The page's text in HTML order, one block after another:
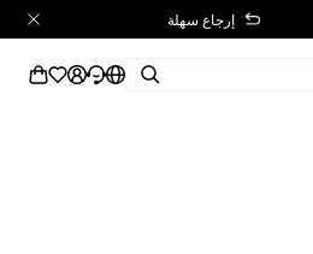
إرجاع سهلة